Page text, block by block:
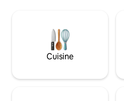
Cuisine